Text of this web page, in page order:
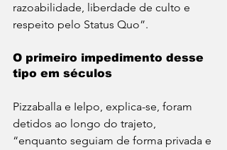
razoabilidade, liberdade de culto e
respeito pelo Status Quo”.
O primeiro impedimento desse
tipo em séculos
Pizzaballa e Ielpo, explica-se, foram
detidos ao longo do trajeto,
“enquanto seguiam de forma privada e